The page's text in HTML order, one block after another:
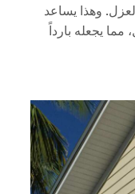
وهذا يساعد
يجعله بارداً